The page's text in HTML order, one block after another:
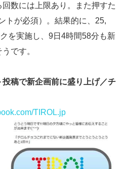
回数には上限あり。また押すた
トが必須）。結果的に、25,
を実施し、9日4時間58分も新
です。
投稿で新企画前に盛り上げ／チ
TIROL.jp